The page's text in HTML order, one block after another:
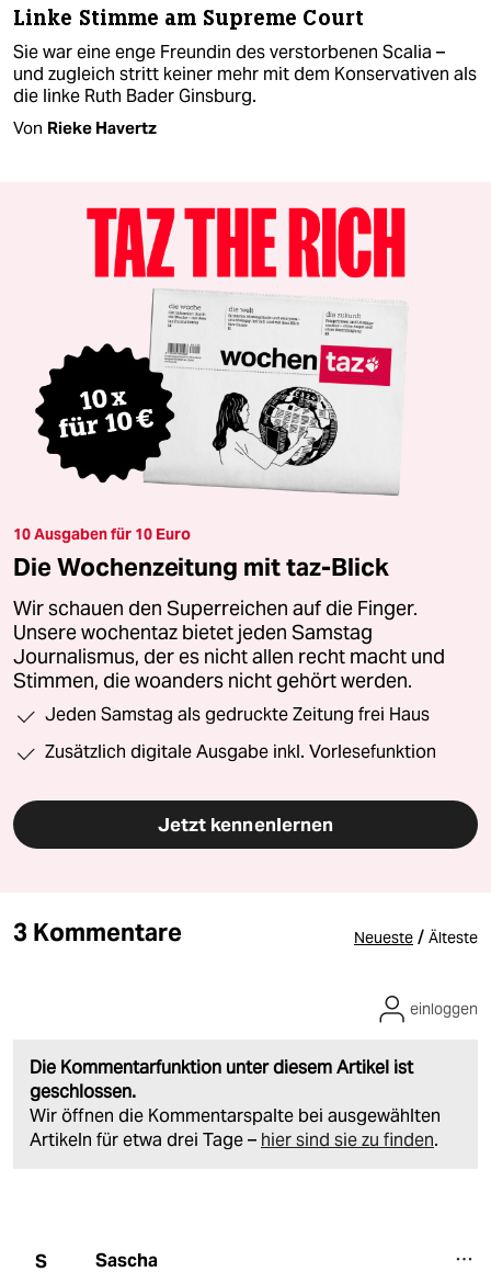
Linke Stimme am Supreme Court
Sie war eine enge Freundin des verstorbenen Scalia –
und zugleich stritt keiner mehr mit dem Konservativen als
die linke Ruth Bader Ginsburg.
Von Rieke Havertz
10 Ausgaben für 10 Euro
Die Wochenzeitung mit taz-Blick
Wir schauen den Superreichen auf die Finger.
Unsere wochentaz bietet jeden Samstag
Journalismus, der es nicht allen recht macht und
Stimmen, die woanders nicht gehört werden.
Jeden Samstag als gedruckte Zeitung frei Haus
Zusätzlich digitale Ausgabe inkl. Vorlesefunktion
Jetzt kennenlernen
3 Kommentare Neueste / Älteste
Die Kommentarfunktion unter diesem Artikel ist
geschlossen.
Wir öffnen die Kommentarspalte bei ausgewählten
Artikeln für etwa drei Tage – hier sind sie zu finden.
einloggen
S Sascha